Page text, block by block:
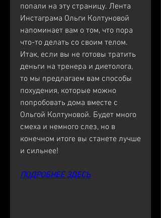
попали на эту страницу. Лента
Инстаграма Ольги Колтуновой
напоминает вам о том, что пора
что-то делать со своим телом.
Итак, если вы не готовы тратить
деньги на тренера и диетолога,
то мы предлагаем вам способы
похудения, которые можно
попробовать дома вместе с
Ольгой Колтуновой. Будет много
смеха и немного слез, но в
конечном итоге вы станете лучше
и сильнее!
ПОДРОБНЕЕ ЗДЕСЬ